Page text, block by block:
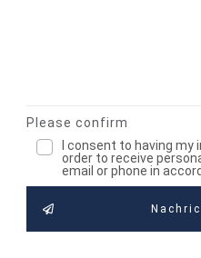
Please confirm
I consent to having
order to receive
email or phone in